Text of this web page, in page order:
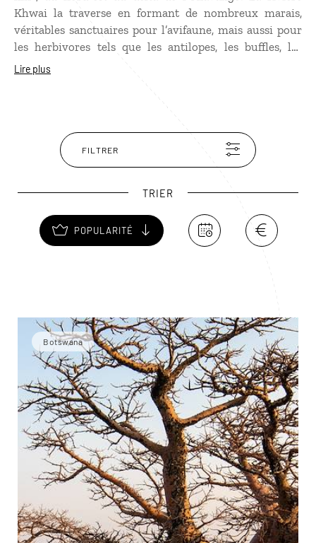
Khwai la traverse en formant de nombreux marais,
véritables sanctuaires pour l’avifaune, mais aussi pour
les herbivores tels que les antilopes, les buffles, les
zèbres et les girafes. Les troupeaux d’éléphants y sont
de Khwai est aujourd’hui un modèle reconnu
d’écotourisme au Botswana.
Lire plus
FILTRER
TRIER
POPULARITÉ
Botswana